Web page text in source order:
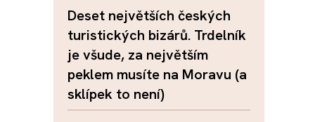
Deset největších českých
turistických bizárů. Trdelník
je všude, za největším
peklem musíte na Moravu (a
sklípek to není)